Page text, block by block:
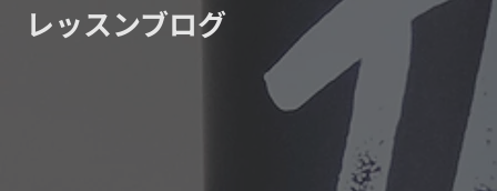
レッスンブログ